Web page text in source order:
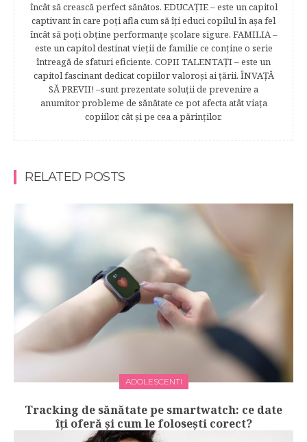
încât să crească perfect sănătos. EDUCAŢIE – este un capitol
captivant în care poţi afla cum să îţi educi copilul în aşa fel
încât să poţi obţine performanţe şcolare sigure. FAMILIA –
este un capitol destinat vieţii de familie ce conţine o serie
întreagă de sfaturi eficiente. COPII TALENTAŢI – este un
capitol fascinant dedicat copiilor valoroși ai țării. ÎNVAŢĂ
SĂ PREVII! –sunt prezentate soluţii de prevenire a
anumitor probleme de sănătate ce pot afecta atât viaţa
copiilor, cât şi pe cea a părinţilor.
RELATED POSTS
ADOLESCENTI
Tracking de sănătate pe smartwatch: ce date
îți oferă și cum le folosești corect?